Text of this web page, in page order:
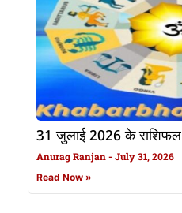
31 जुलाई 2026 के राशिफल
Anurag Ranjan July 31, 2026
Read Now »